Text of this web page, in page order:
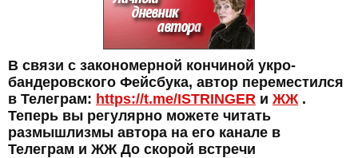
В связи с закономерной кончиной укро-
бандеровского Фейсбука, автор переместился
в Телеграм: https://t.me/ISTRINGER и ЖЖ .
Теперь вы регулярно можете читать
размышлизмы автора на его канале в
Телеграм и ЖЖ До скорой встречи